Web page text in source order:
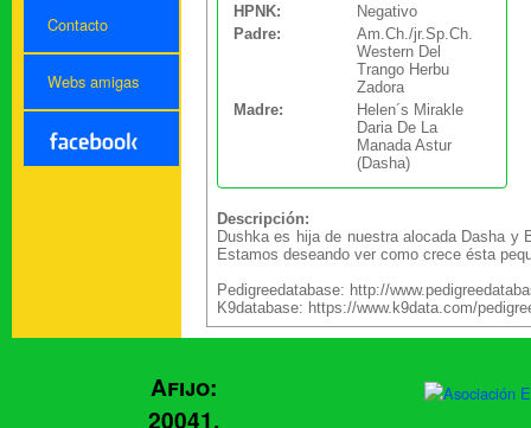
Contacto
Webs amigas
HPNK:
Negativo
Padre:
Am.Ch./jr.Sp.Ch.
Western Del
Trango Herbu
Zadora
Madre:
Helen´s Mirakle
Daria De La
Manada Astur
(Dasha)
Descripción:
Dushka es hija de nuestra alocada Dasha y
Estamos deseando ver como crece ésta
Pedigreedatabase: http://
K9database: https://www.k9data.com/
Afijo:
20041.